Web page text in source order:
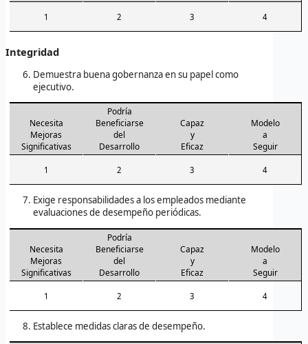
1 2 3 4
Integridad
Demuestra buena gobernanza en su papel como
ejecutivo.
Necesita
Mejoras
Significativas
Podría
Beneficiarse
del
Desarrollo
Capaz
y
Eficaz
Modelo
a
Seguir
1 2 3 4
Exige responsabilidades a los empleados mediante
evaluaciones de desempeño periódicas.
Necesita
Mejoras
Significativas
Podría
Beneficiarse
del
Desarrollo
Capaz
y
Eficaz
Modelo
a
Seguir
1 2 3 4
Establece medidas claras de desempeño.